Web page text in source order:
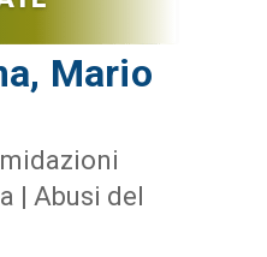
Mario
| Abusi del